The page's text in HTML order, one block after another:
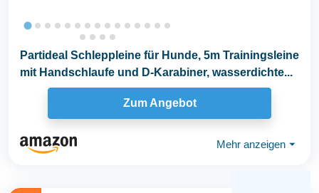
Partideal Schleppleine für Hunde, 5m Trainingsleine
mit Handschlaufe und D-Karabiner, wasserdichte...
Zum Angebot
Mehr anzeigen ⏷